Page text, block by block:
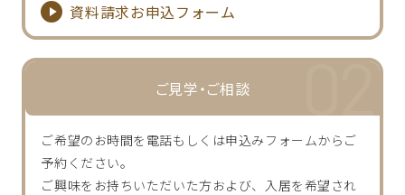
資料請求お申込フォーム
ご見学・ご相談
ご希望のお時間を電話もしくは申込みフォームからご
予約ください。
ご興味をお持ちいただいた方および、入居を希望され